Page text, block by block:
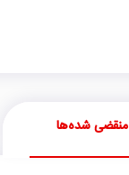
منقضی شده‌ها